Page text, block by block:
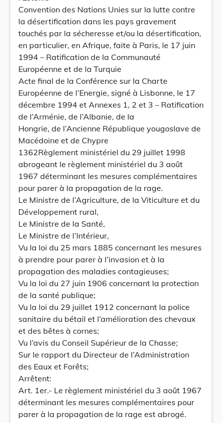
Convention des Nations Unies sur la lutte contre
la désertification dans les pays gravement
touchés par la sécheresse et/ou la désertification,
en particulier, en Afrique, faite à Paris, le 17 juin
1994 – Ratification de la Communauté
Européenne et de la Turquie
Acte final de la Conférence sur la Charte
Européenne de l’Energie, signé à Lisbonne, le 17
décembre 1994 et Annexes 1, 2 et 3 – Ratification
de l’Arménie, de l’Albanie, de la
Hongrie, de l’Ancienne République yougoslave de
Macédoine et de Chypre
1362Règlement ministériel du 29 juillet 1998
abrogeant le règlement ministériel du 3 août
1967 déterminant les mesures complémentaires
pour parer à la propagation de la rage.
Le Ministre de l’Agriculture, de la Viticulture et du
Développement rural,
Le Ministre de la Santé,
Le Ministre de l’Intérieur,
Vu la loi du 25 mars 1885 concernant les mesures
à prendre pour parer à l’invasion et à la
propagation des maladies contagieuses;
Vu la loi du 27 juin 1906 concernant la protection
de la santé publique;
Vu la loi du 29 juillet 1912 concernant la police
sanitaire du bétail et l’amélioration des chevaux
et des bêtes à cornes;
Vu l’avis du Conseil Supérieur de la Chasse;
Sur le rapport du Directeur de l’Administration
des Eaux et Forêts;
Arrêtent:
Art. 1er.- Le règlement ministériel du 3 août 1967
déterminant les mesures complémentaires pour
parer à la propagation de la rage est abrogé.